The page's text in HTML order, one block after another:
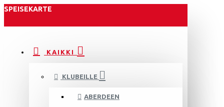
SPEISEKARTE
KAIKKI
KLUBEILLE
ABERDEEN